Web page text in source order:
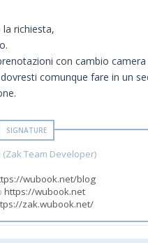
richiesta,
con cambio
comunque fare in un
(Zak Team Developer)
wubook.net/blog
https://wubook.net
zak.wubook.net/